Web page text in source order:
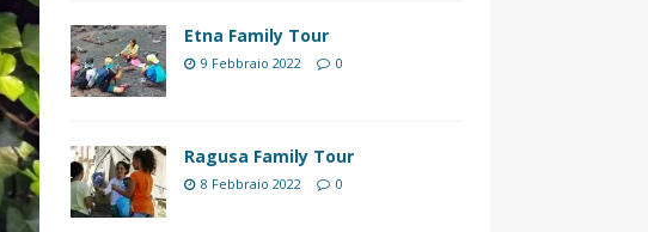
Etna Family Tour
9 Febbraio 2022 0
Ragusa Family Tour
8 Febbraio 2022 0